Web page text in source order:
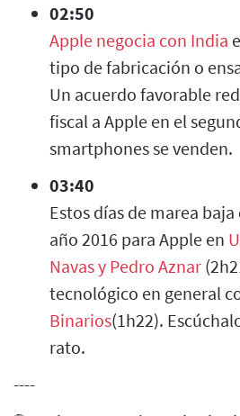
02:50
Apple negocia con India
tipo de fabricación o
Un acuerdo favorable
fiscal a Apple en el
smartphones se venden.
03:40
Estos días de marea
año 2016 para Apple en
Navas y Pedro Aznar
tecnológico en general
Binarios(1h22).
rato.
----